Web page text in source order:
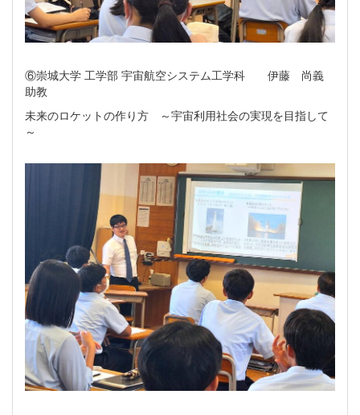
⑥崇城大学 工学部 宇宙航空システム工学科 伊藤 尚義
助教
未来のロケットの作り方 ～宇宙利用社会の実現を目指して
～